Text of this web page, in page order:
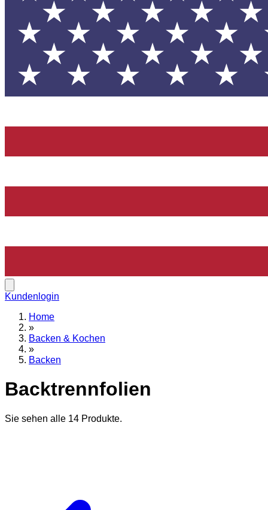
Kundenlogin
Home
»
Backen & Kochen
»
Backen
Backtrennfolien
Sie sehen alle 14 Produkte.